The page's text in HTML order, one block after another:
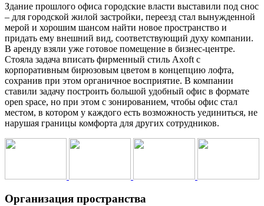
Здание прошлого офиса городские власти выставили под снос
– для городской жилой застройки, переезд стал вынужденной
мерой и хорошим шансом найти новое пространство и
придать ему внешний вид, соответствующий духу компании.
В аренду взяли уже готовое помещение в бизнес-центре.
Стояла задача вписать фирменный стиль Axoft с
корпоративным бирюзовым цветом в концепцию лофта,
сохранив при этом органичное восприятие. В компании
ставили задачу построить большой удобный офис в формате
open space, но при этом с зонированием, чтобы офис стал
местом, в котором у каждого есть возможность уединиться, не
нарушая границы комфорта для других сотрудников.
Организация пространства